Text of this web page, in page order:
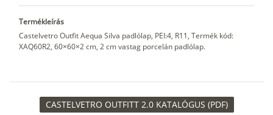
Termékleírás
Castelvetro Outfit Aequa Silva padlólap, PEI:4, R11, Termék kód:
XAQ60R2, 60×60×2 cm, 2 cm vastag porcelán padlólap.
CASTELVETRO OUTFITT 2.0 KATALÓGUS (PDF)